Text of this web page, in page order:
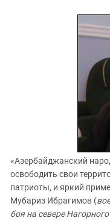
«Азербайджанский
освободить свои
патриоты, и яркий
Мубариз Ибрагимов (
боя на севере